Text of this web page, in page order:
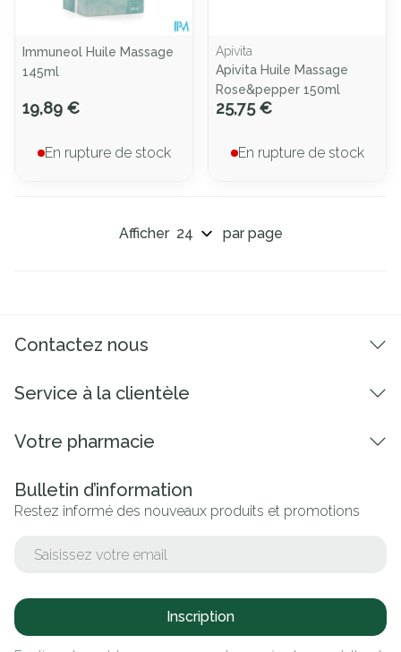
Immuneol Huile Massage
145ml
19,89 €
En rupture de stock
Apivita
Apivita Huile Massage
Rose&pepper 150ml
25,75 €
En rupture de stock
Afficher par page
Contactez nous
Service à la clientèle
Votre pharmacie
Bulletin d’information
Restez informé des nouveaux produits et promotions
Inscription